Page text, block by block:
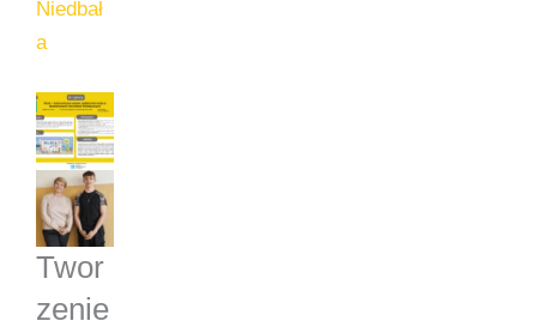
Niedbał
a
Twor
zenie